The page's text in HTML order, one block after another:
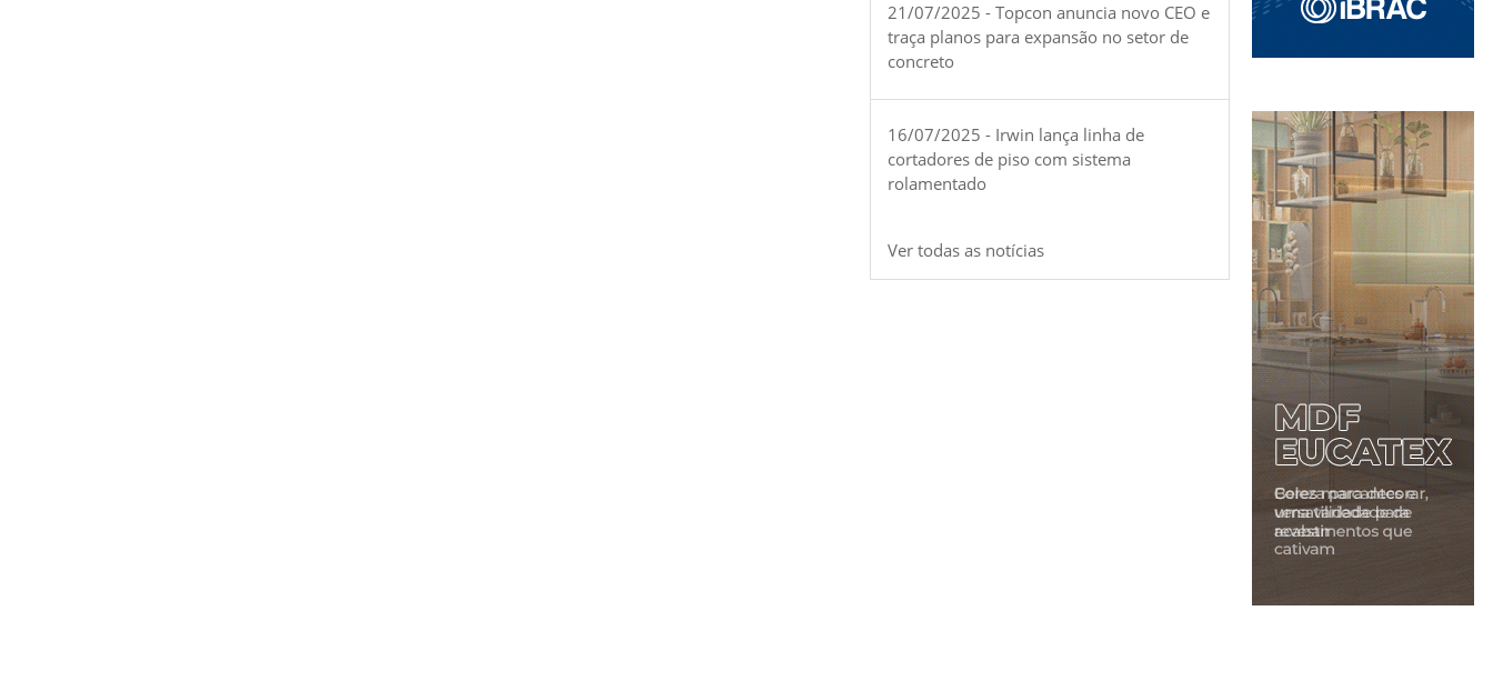
21/07/2025 - Topcon anuncia novo CEO e
traça planos para expansão no setor de
concreto
16/07/2025 - Irwin lança linha de
cortadores de piso com sistema
rolamentado
Ver todas as notícias